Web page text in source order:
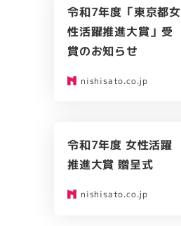
令和7年度「東京都女
性活躍推進大賞」受
賞のお知らせ
nishisato.co.jp
令和7年度 女性活躍
推進大賞 贈呈式
nishisato.co.jp